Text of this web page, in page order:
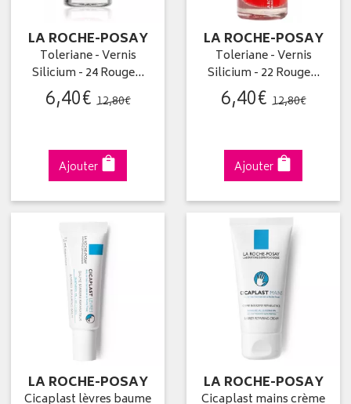
LA ROCHE-POSAY
Toleriane - Vernis
Silicium - 24 Rouge…
6,40€ 12,80€
Ajouter
LA ROCHE-POSAY
Toleriane - Vernis
Silicium - 22 Rouge…
6,40€ 12,80€
Ajouter
LA ROCHE-POSAY
Cicaplast lèvres baume
LA ROCHE-POSAY
Cicaplast mains crème